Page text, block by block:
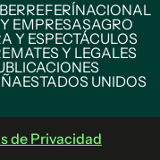
REFERÍNACIONAL
EMPRESASAGRO
Y ESPECTÁCULOS
Y LEGALES
ESTADOS UNIDOS
de Privacidad